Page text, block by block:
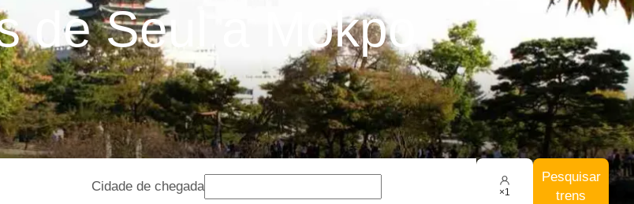
de Seul a Mokpo
Cidade de chegada ×1
Pesquisar
trens